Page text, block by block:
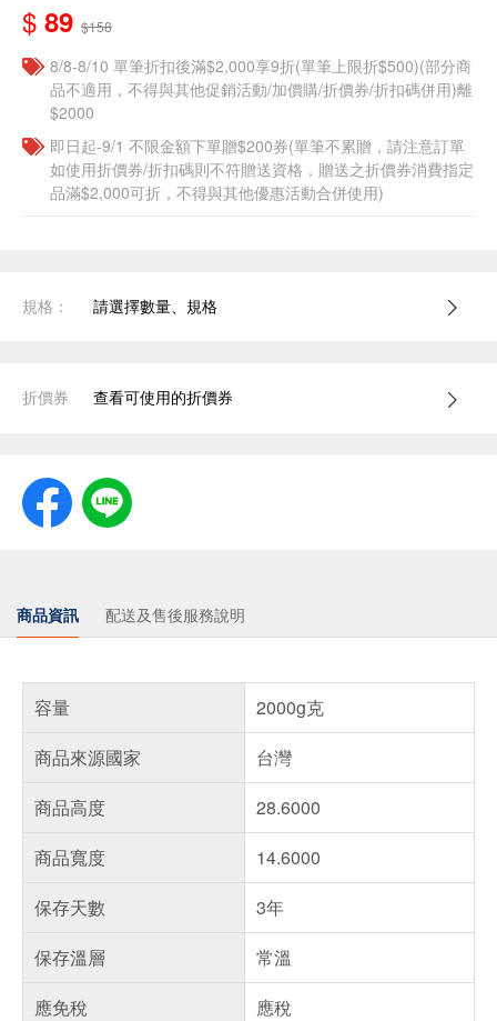
$ 89 $158
8/8-8/10 單筆折扣後滿$2,000享9折(單筆上限折$500)(部分商
品不適用，不得與其他促銷活動/加價購/折價券/折扣碼併用)離
$2000
即日起-9/1 不限金額下單贈$200券(單筆不累贈，請注意訂單
如使用折價券/折扣碼則不符贈送資格，贈送之折價券消費指定
品滿$2,000可折，不得與其他優惠活動合併使用)
規格： 請選擇數量、規格
折價券 查看可使用的折價券
商品資訊 配送及售後服務說明
容量
2000g克
商品來源國家
台灣
商品高度
28.6000
商品寬度
14.6000
保存天數
3年
保存溫層
常溫
應免稅
應稅